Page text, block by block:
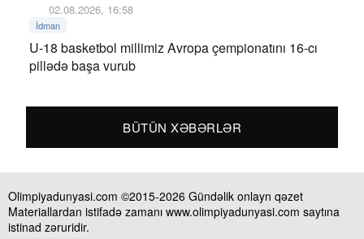
02.08.2026, 16:58
İdman
U-18 basketbol millimiz Avropa çempionatını 16-cı
pillədə başa vurub
BÜTÜN XƏBƏRLƏR
Olimpiyadunyasi.com ©2015-2026 Gündəlik onlayn qəzet
Materiallardan istifadə zamanı www.olimpiyadunyasi.com saytına
istinad zəruridir.